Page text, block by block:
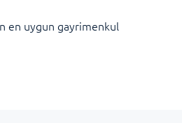
en uygun gayrimenkul